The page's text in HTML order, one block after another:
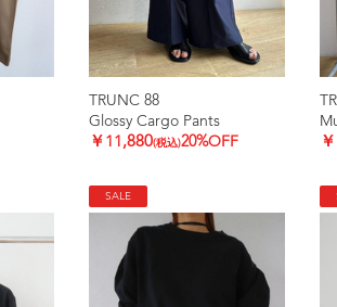
TRUNC 88
Glossy Cargo Pants
￥11,880(税込)20%OFF
SALE